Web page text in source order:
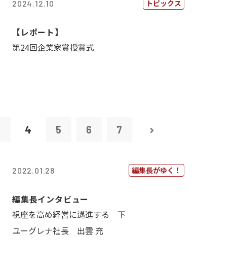
2024.12.10 トピックス
【レポート】
第24回企業家賞授賞式
4 5 6 7
2022.01.28 編集長がゆく！
編集長インタビュー
視座を高め経営に邁進する 下
ユーグレナ社長 出雲 充